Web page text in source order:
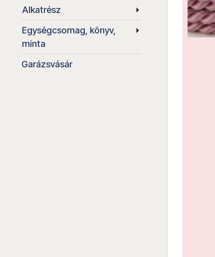
Alkatrész
Egységcsomag, könyv,
minta
Garázsvásár